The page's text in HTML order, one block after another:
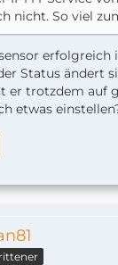
nicht. So viel
erfolgreich
Status ändert
er trotzdem auf
etwas